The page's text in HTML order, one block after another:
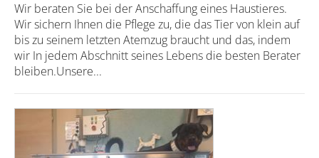
Wir beraten Sie bei der Anschaffung eines Haustieres.
Wir sichern Ihnen die Pflege zu, die das Tier von klein auf
bis zu seinem letzten Atemzug braucht und das, indem
wir In jedem Abschnitt seines Lebens die besten Berater
bleiben.Unsere...